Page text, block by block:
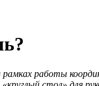
работы